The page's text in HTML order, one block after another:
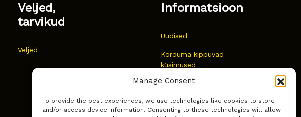
Manage Consent
To provide the best experiences, we use technologies like cookies to store
and/or access device information. Consenting to these technologies will allow
Veljed,
tarvikud
Veljed
Informatsioon
Uudised
Korduma kippuvad
küsimused
Kust osta?
Küpsiste poliitika